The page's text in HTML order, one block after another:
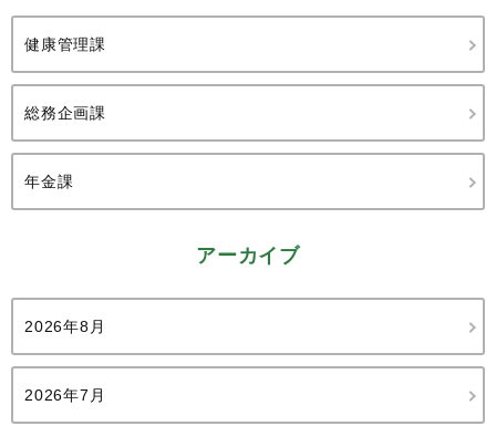
健康管理課
総務企画課
年金課
アーカイブ
2026年8月
2026年7月